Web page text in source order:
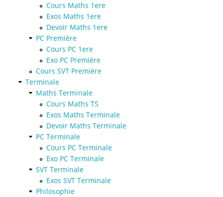
Cours Maths 1ere
Exos Maths 1ere
Devoir Maths 1ere
PC Première
Cours PC 1ere
Exo PC Première
Cours SVT Première
Terminale
Maths Terminale
Cours Maths TS
Exos Maths Terminale
Devoir Maths Terminale
PC Terminale
Cours PC Terminale
Exo PC Terminale
SVT Terminale
Exos SVT Terminale
Philosophie